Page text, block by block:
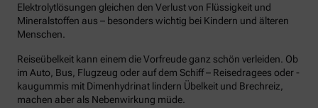
Elektrolytlösungen gleichen den Verlust von Flüssigkeit und
Mineralstoffen aus – besonders wichtig bei Kindern und älteren
Menschen.
Reiseübelkeit kann einem die Vorfreude ganz schön verleiden. Ob
im Auto, Bus, Flugzeug oder auf dem Schiff – Reisedragees oder -
kaugummis mit Dimenhydrinat lindern Übelkeit und Brechreiz,
machen aber als Nebenwirkung müde.